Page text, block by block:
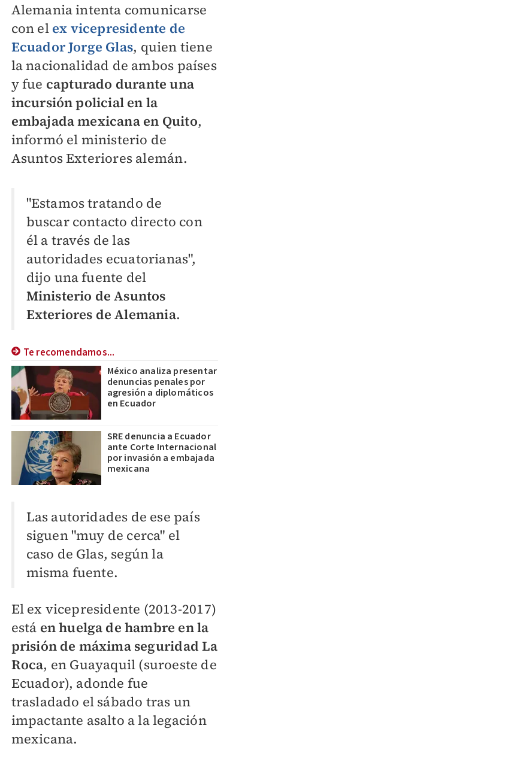
Alemania intenta comunicarse
con el ex vicepresidente de
Ecuador Jorge Glas, quien tiene
la nacionalidad de ambos países
y fue capturado durante una
incursión policial en la
embajada mexicana en Quito,
informó el ministerio de
Asuntos Exteriores alemán.
"Estamos tratando de
buscar contacto directo con
él a través de las
autoridades ecuatorianas",
dijo una fuente del
Ministerio de Asuntos
Exteriores de Alemania.
Te recomendamos...
México analiza presentar
denuncias penales por
agresión a diplomáticos
en Ecuador
SRE denuncia a Ecuador
ante Corte Internacional
por invasión a embajada
mexicana
Las autoridades de ese país
siguen "muy de cerca" el
caso de Glas, según la
misma fuente.
El ex vicepresidente (2013-2017)
está en huelga de hambre en la
prisión de máxima seguridad La
Roca, en Guayaquil (suroeste de
Ecuador), adonde fue
trasladado el sábado tras un
impactante asalto a la legación
mexicana.